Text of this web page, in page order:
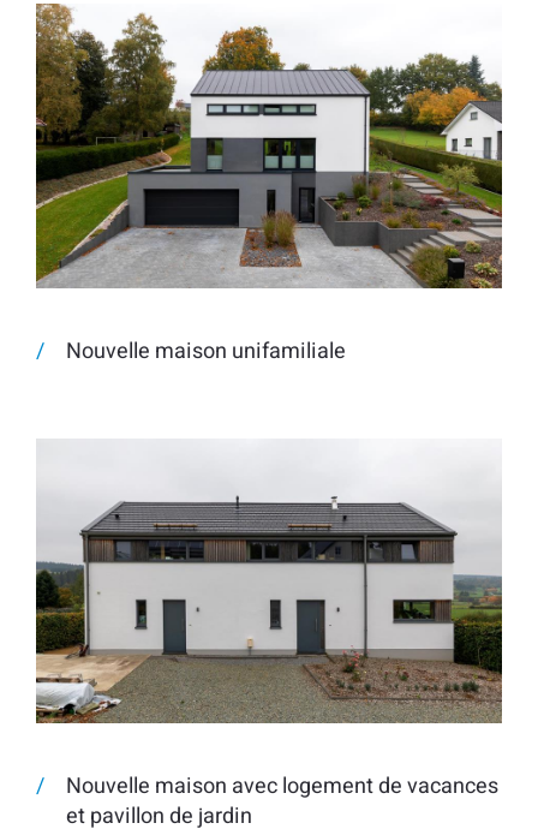
Nouvelle maison unifamiliale
Nouvelle maison avec logement de vacances
et pavillon de jardin